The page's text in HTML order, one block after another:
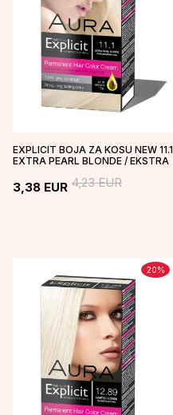
EXPLICIT BOJA ZA KOSU NEW 11.1
EXTRA PEARL BLONDE / EKSTRA
3,38 EUR 4,23EUR
20%